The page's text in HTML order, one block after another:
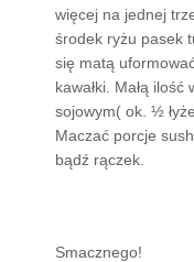
więcej na jednej
środek ryżu pasek
się matą
kawałki. Małą
sojowym( ok. ½
Maczać porcje
bądź rączek.
Smacznego!